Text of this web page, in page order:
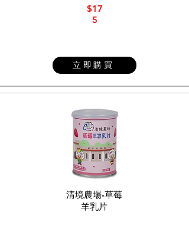
$17
5
立即購買
清境農場-草莓
羊乳片